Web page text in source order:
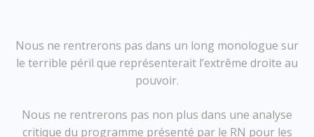
Nous ne rentrerons pas dans un long monologue sur
le terrible péril que représenterait l’extrême droite au
pouvoir.
Nous ne rentrerons pas non plus dans une analyse
critique du programme présenté par le RN pour les